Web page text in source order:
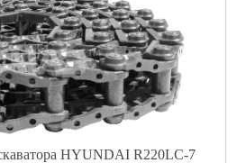
HYUNDAI R220LC-7